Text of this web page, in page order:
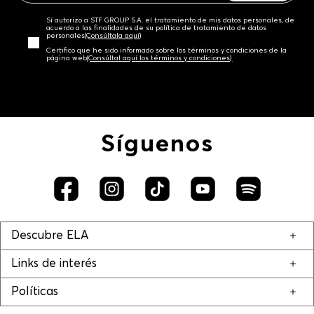
Sí autorizo a STF GROUP S.A. el tratamiento de mis datos personales, de
acuerdo a las finalidades de su política de tratamiento de datos
personales‎(Consúltala aquí)
Certifico que he sido informado sobre los términos y condiciones de la
página web‎(Consúltal aquí los términos y condiciones)
Síguenos
Descubre ELA
Links de interés
Políticas